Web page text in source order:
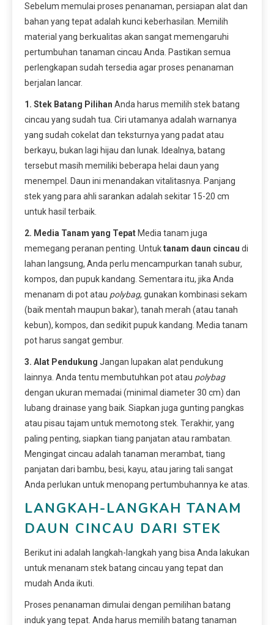
Sebelum memulai proses penanaman, persiapan alat dan
bahan yang tepat adalah kunci keberhasilan. Memilih
material yang berkualitas akan sangat memengaruhi
pertumbuhan tanaman cincau Anda. Pastikan semua
perlengkapan sudah tersedia agar proses penanaman
berjalan lancar.
1. Stek Batang Pilihan Anda harus memilih stek batang
cincau yang sudah tua. Ciri utamanya adalah warnanya
yang sudah cokelat dan teksturnya yang padat atau
berkayu, bukan lagi hijau dan lunak. Idealnya, batang
tersebut masih memiliki beberapa helai daun yang
menempel. Daun ini menandakan vitalitasnya. Panjang
stek yang para ahli sarankan adalah sekitar 15-20 cm
untuk hasil terbaik.
2. Media Tanam yang Tepat Media tanam juga
memegang peranan penting. Untuktanam daun cincau di
lahan langsung, Anda perlu mencampurkan tanah subur,
kompos, dan pupuk kandang. Sementara itu, jika Anda
menanam di pot atau polybag, gunakan kombinasi sekam
(baik mentah maupun bakar), tanah merah (atau tanah
kebun), kompos, dan sedikit pupuk kandang. Media tanam
pot harus sangat gembur.
3. Alat Pendukung Jangan lupakan alat pendukung
lainnya. Anda tentu membutuhkan pot atau polybag
dengan ukuran memadai (minimal diameter 30 cm) dan
lubang drainase yang baik. Siapkan juga gunting pangkas
atau pisau tajam untuk memotong stek. Terakhir, yang
paling penting, siapkan tiang panjatan atau rambatan.
Mengingat cincau adalah tanaman merambat, tiang
panjatan dari bambu, besi, kayu, atau jaring tali sangat
Anda perlukan untuk menopang pertumbuhannya ke atas.
LANGKAH-LANGKAH TANAM
DAUN CINCAU DARI STEK
Berikut ini adalah langkah-langkah yang bisa Anda lakukan
untuk menanam stek batang cincau yang tepat dan
mudah Anda ikuti.
Proses penanaman dimulai dengan pemilihan batang
induk yang tepat. Anda harus memilih batang tanaman